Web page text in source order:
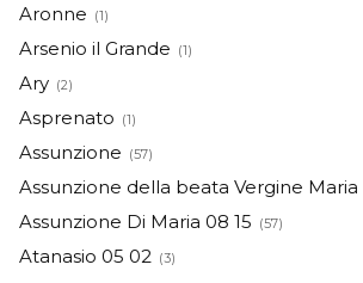
Aronne (1)
Arsenio il Grande (1)
Ary (2)
Asprenato (1)
Assunzione (57)
Assunzione della beata Vergine Maria
Assunzione Di Maria 08 15 (57)
Atanasio 05 02 (3)